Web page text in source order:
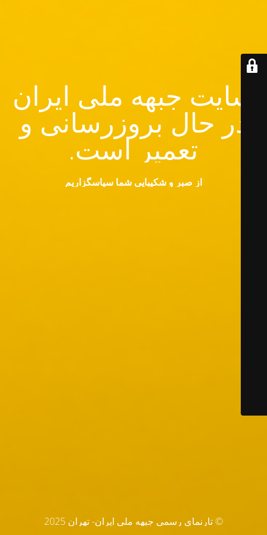
سایت جبهه ملی ایران
در حال بروزرسانی و
تعمیر است.
از صبر و شکیبایی شما سپاسگزاریم
© تارنماي رسمي جبهه ملي ايران- تهران 2025